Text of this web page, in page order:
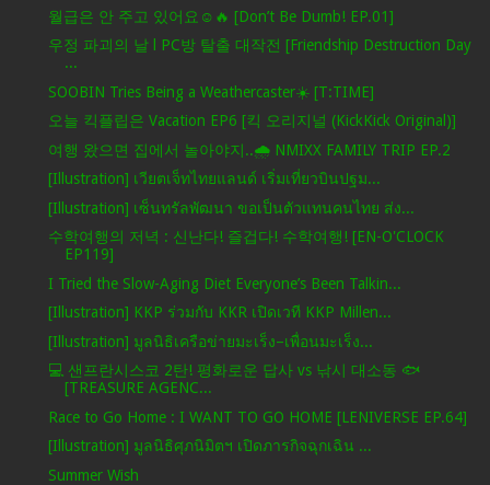
월급은 안 주고 있어요☺🔥 [Don’t Be Dumb! EP.01]
우정 파괴의 날 l PC방 탈출 대작전 [Friendship Destruction Day
...
SOOBIN Tries Being a Weathercaster☀️ [T:TIME]
오늘 킥플립은 Vacation EP6 [킥 오리지널 (KickKick Original)]
여행 왔으면 집에서 놀아야지..🌧️ NMIXX FAMILY TRIP EP.2
[Illustration] เวียตเจ็ทไทยแลนด์ เริ่มเที่ยวบินปฐม...
[Illustration] เซ็นทรัลพัฒนา ขอเป็นตัวแทนคนไทย ส่ง...
수학여행의 저녁 : 신난다! 즐겁다! 수학여행! [EN-O'CLOCK
EP119]
I Tried the Slow-Aging Diet Everyone’s Been Talkin...
[Illustration] KKP ร่วมกับ KKR เปิดเวที KKP Millen...
[Illustration] มูลนิธิเครือข่ายมะเร็ง–เพื่อนมะเร็ง...
💻 샌프란시스코 2탄! 평화로운 답사 vs 낚시 대소동 🐟
[TREASURE AGENC...
Race to Go Home : I WANT TO GO HOME [LENIVERSE EP.64]
[Illustration] มูลนิธิศุภนิมิตฯ เปิดภารกิจฉุกเฉิน ...
Summer Wish